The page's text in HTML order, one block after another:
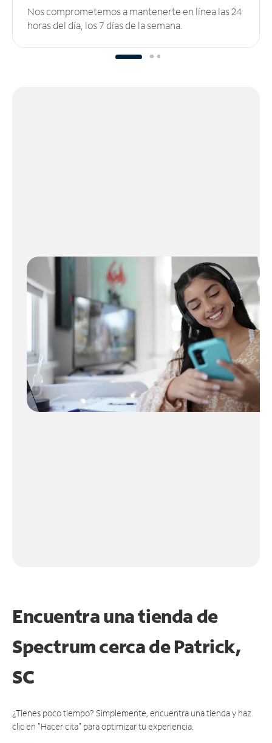
Nos comprometemos a mantenerte en línea las 24
horas del día, los 7 días de la semana.
Encuentra una tienda de
Spectrumcerca de Patrick,
SC
¿Tienes poco tiempo? Simplemente, encuentra una tienda y haz
clic en "Hacer cita" para optimizar tu experiencia.